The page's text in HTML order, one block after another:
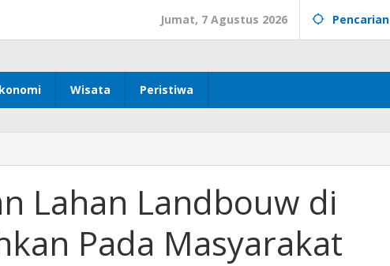
Jumat, 7 Agustus 2026 Pencarian
Wisata Peristiwa
Lahan Landbouw di
Pada Masyarakat